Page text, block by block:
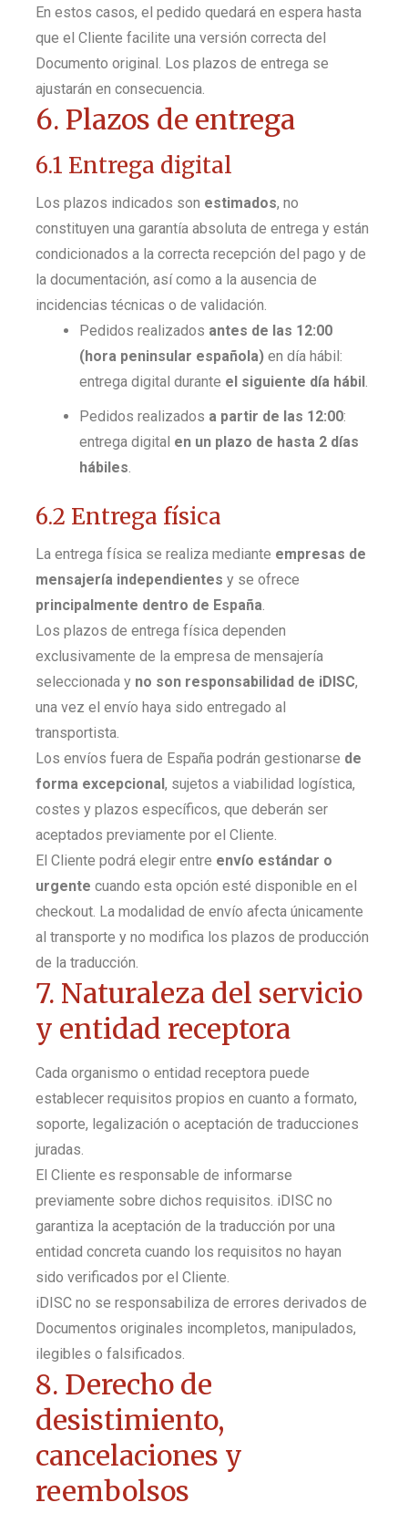
En estos casos, el pedido quedará en espera hasta
que el Cliente facilite una versión correcta del
Documento original. Los plazos de entrega se
ajustarán en consecuencia.
6. Plazos de entrega
6.1 Entrega digital
Los plazos indicados son estimados, no
constituyen una garantía absoluta de entrega y están
condicionados a la correcta recepción del pago y de
la documentación, así como a la ausencia de
incidencias técnicas o de validación.
Pedidos realizados antes de las 12:00
(hora peninsular española) en día hábil:
entrega digital durante el siguiente día hábil.
Pedidos realizados a partir de las 12:00:
entrega digital en un plazo de hasta 2 días
hábiles.
6.2 Entrega física
La entrega física se realiza mediante empresas de
mensajería independientes y se ofrece
principalmente dentro de España.
Los plazos de entrega física dependen
exclusivamente de la empresa de mensajería
seleccionada y no son responsabilidad de iDISC,
una vez el envío haya sido entregado al
transportista.
Los envíos fuera de España podrán gestionarse de
forma excepcional, sujetos a viabilidad logística,
costes y plazos específicos, que deberán ser
aceptados previamente por el Cliente.
El Cliente podrá elegir entre envío estándar o
urgente cuando esta opción esté disponible en el
checkout. La modalidad de envío afecta únicamente
al transporte y no modifica los plazos de producción
de la traducción.
7. Naturaleza del servicio
y entidad receptora
Cada organismo o entidad receptora puede
establecer requisitos propios en cuanto a formato,
soporte, legalización o aceptación de traducciones
juradas.
El Cliente es responsable de informarse
previamente sobre dichos requisitos. iDISC no
garantiza la aceptación de la traducción por una
entidad concreta cuando los requisitos no hayan
sido verificados por el Cliente.
iDISC no se responsabiliza de errores derivados de
Documentos originales incompletos, manipulados,
ilegibles o falsificados.
8. Derecho de
desistimiento,
cancelaciones y
reembolsos